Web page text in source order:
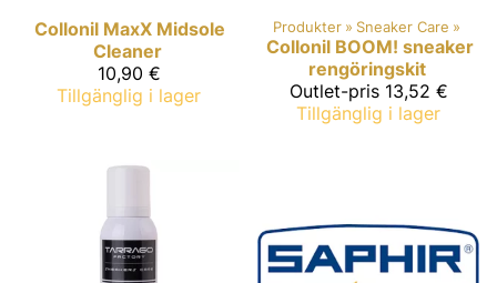
Collonil MaxX Midsole
Cleaner
10,90 €
Tillgänglig i lager
Produkter ‪» Sneaker Care ‪»
Collonil BOOM! sneaker
rengöringskit
Outlet-pris13,52 €
Tillgänglig i lager